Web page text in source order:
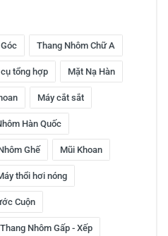
Thang Nhôm Chữ A
cụ tổng hợp Mặt Nạ Hàn
Máy cắt sắt
Hàn Quốc
Ghế Mũi Khoan
thổi hơi nóng
Cuộn
Thang Nhôm Gấp - Xếp